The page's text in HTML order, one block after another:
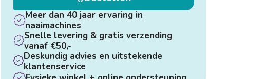
Meer dan 40 jaar ervaring in
naaimachines
Snelle levering & gratis verzending
vanaf €50,-
Deskundig advies en uitstekende
klantenservice